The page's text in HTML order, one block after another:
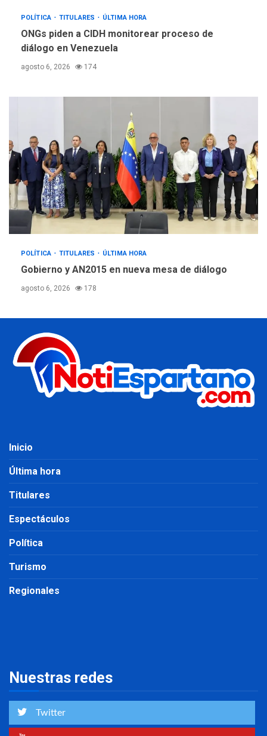
POLÍTICA TITULARES ÚLTIMA HORA
ONGs piden a CIDH monitorear proceso de
diálogo en Venezuela
agosto 6, 2026 174
POLÍTICA TITULARES ÚLTIMA HORA
Gobierno y AN2015 en nueva mesa de diálogo
agosto 6, 2026 178
Inicio
Última hora
Titulares
Espectáculos
Política
Turismo
Regionales
Nuestras redes
Twitter